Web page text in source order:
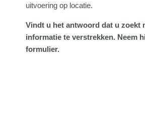
uitvoering op locatie.
Vindt u het antwoord dat u zoekt
informatie te verstrekken. Neem
formulier.